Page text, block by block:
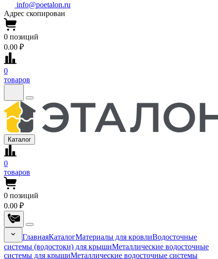
info@poetalon.ru
Адрес скопирован
0 позиций
0.00 ₽
0
товаров
Каталог
0
товаров
0 позиций
0.00 ₽
ГлавнаяКаталогМатериалы для кровлиВодосточные
системы (водостоки) для крышиМеталлические водосточные
системы для крышиМеталлические водосточные системы